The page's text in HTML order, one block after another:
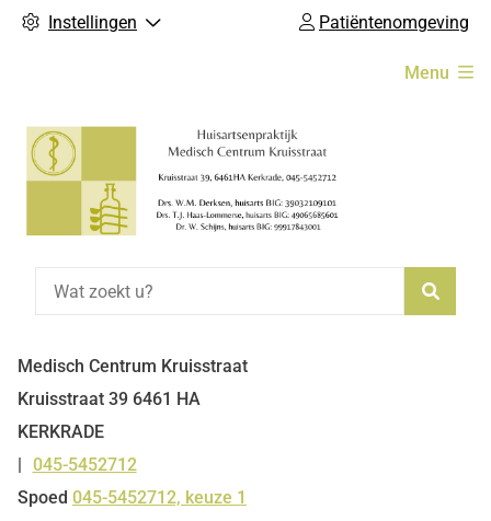
Instellingen Patiëntenomgeving
Menu
Medisch Centrum Kruisstraat
Kruisstraat 39 6461 HA
KERKRADE
Tel:
045-5452712
Spoed 045-5452712, keuze 1